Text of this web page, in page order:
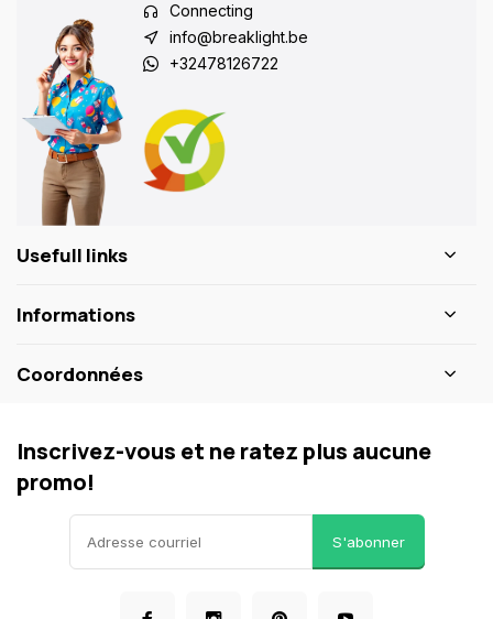
Connecting
info@breaklight.be
+32478126722
Usefull links
Informations
Coordonnées
Inscrivez-vous et ne ratez plus aucune
promo!
S'abonner